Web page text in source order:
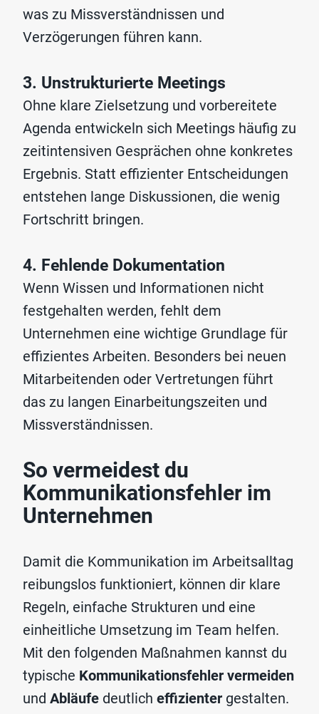
was zu Missverständnissen und
Verzögerungen führen kann.
3. Unstrukturierte Meetings
Ohne klare Zielsetzung und vorbereitete
Agenda entwickeln sich Meetings häufig zu
zeitintensiven Gesprächen ohne konkretes
Ergebnis. Statt effizienter Entscheidungen
entstehen lange Diskussionen, die wenig
Fortschritt bringen.
4. Fehlende Dokumentation
Wenn Wissen und Informationen nicht
festgehalten werden, fehlt dem
Unternehmen eine wichtige Grundlage für
effizientes Arbeiten. Besonders bei neuen
Mitarbeitenden oder Vertretungen führt
das zu langen Einarbeitungszeiten und
Missverständnissen.
So vermeidest du
Kommunikationsfehler im
Unternehmen
Damit die Kommunikation im Arbeitsalltag
reibungslos funktioniert, können dir klare
Regeln, einfache Strukturen und eine
einheitliche Umsetzung im Team helfen.
Mit den folgenden Maßnahmen kannst du
typische Kommunikationsfehler vermeiden
und Abläufe deutlich effizienter gestalten.